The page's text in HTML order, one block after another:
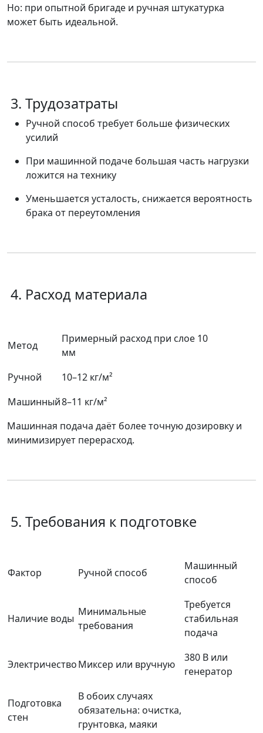
Но: при опытной бригаде и ручная штукатурка
может быть идеальной.
3. Трудозатраты
Ручной способ требует больше физических
усилий
При машинной подаче большая часть нагрузки
ложится на технику
Уменьшается усталость, снижается вероятность
брака от переутомления
4. Расход материала
Метод
Примерный расход при слое 10
мм
Ручной
10–12 кг/м²
Машинный8–11 кг/м²
Машинная подача даёт более точную дозировку и
минимизирует перерасход.
5. Требования к подготовке
Фактор Ручной способ
Машинный
способ
Наличие воды
Минимальные
требования
Требуется
стабильная
подача
ЭлектричествоМиксер или вручную
380 В или
генератор
Подготовка
стен
В обоих случаях
обязательна: очистка,
грунтовка, маяки